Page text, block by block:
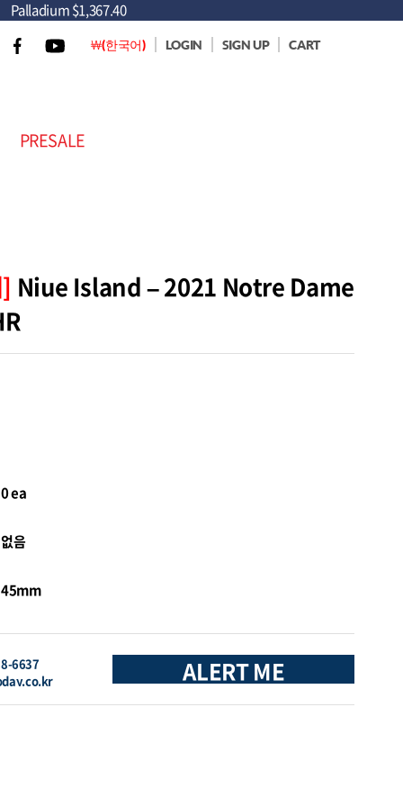
Palladium$1,367.40
￦(한국어) LOGIN SIGN UP CART
PRESALE
Niue Island – 2021 Notre Dame
0 ea
없음
45mm
6637
ALERT ME